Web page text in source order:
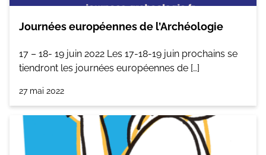
Journées européennes de l’Archéologie
17 – 18- 19 juin 2022 Les 17-18-19 juin prochains se
tiendront les journées européennes de […]
27 mai 2022